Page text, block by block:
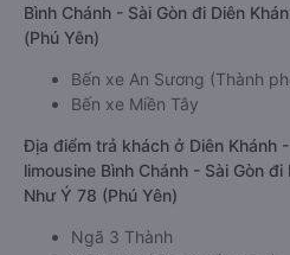
Bình Chánh - Sài Gòn đi Diên
(Phú Yên)
Bến xe An Sương (Thành
Bến xe Miền Tây
Địa điểm trả khách ở Diên Khánh
limousine Bình Chánh - Sài Gòn
Như Ý 78 (Phú Yên)
Ngã 3 Thành